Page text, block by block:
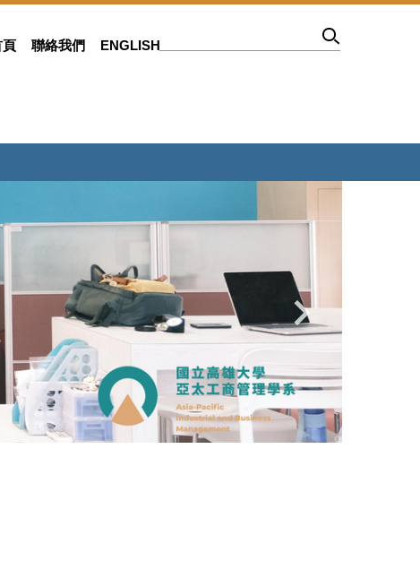
聯絡我們 ENGLISH